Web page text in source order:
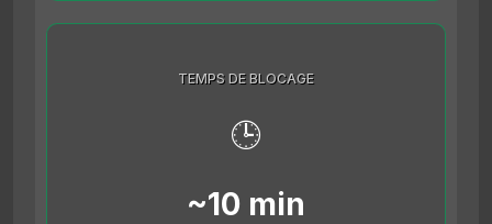
TEMPS DE BLOCAGE
🕒
~10 min